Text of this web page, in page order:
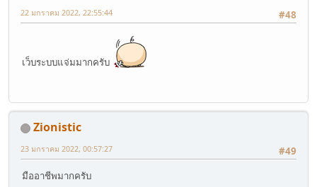
#48
22 มกราคม 2022, 22:55:44
เว็บระบบแจ่มมากครับ
Zionistic
#49
23 มกราคม 2022, 00:57:27
มืออาชีพมากครับ